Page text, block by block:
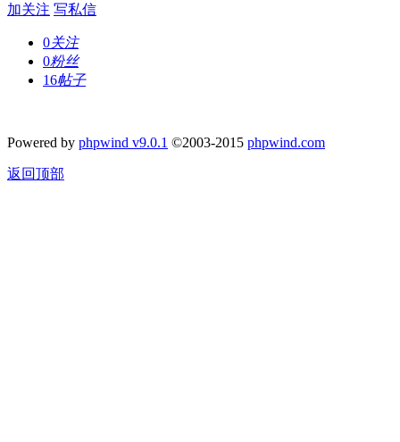
加关注 写私信
0关注
0粉丝
16帖子
Powered by phpwind v9.0.1 ©2003-2015 phpwind.com
返回顶部